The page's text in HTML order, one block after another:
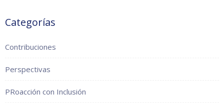
Categorías
Contribuciones
Perspectivas
PRoacción con Inclusión